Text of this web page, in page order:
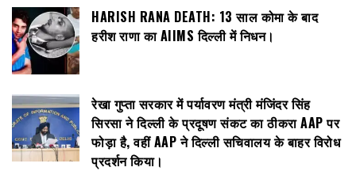
HARISH RANA DEATH: 13 साल कोमा के बाद
हरीश राणा का AIIMS दिल्ली में निधन।
रेखा गुप्ता सरकार में पर्यावरण मंत्री मंजिंदर सिंह
सिरसा ने दिल्ली के प्रदूषण संकट का ठीकरा AAP पर
फोड़ा है, वहीं AAP ने दिल्ली सचिवालय के बाहर विरोध
प्रदर्शन किया।